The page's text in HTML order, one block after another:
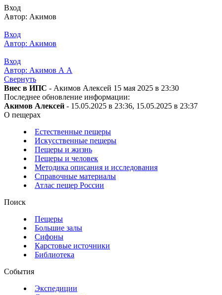
Вход
Автор: Акимов
Вход
Автор: Акимов
Вход
Автор: Акимов А А
Свернуть
Внес в ИПС - Акимов Алексей 15 мая 2025 в 23:30
Последнее обновление информации:
Акимов Алексей - 15.05.2025 в 23:36, 15.05.2025 в 23:37
О пещерах
Естественные пещеры
Искусственные пещеры
Пещеры и жизнь
Пещеры и человек
Методика описания и исследования
Справочные материалы
Атлас пещер России
Поиск
Пещеры
Большие залы
Сифоны
Карстовые источники
Библиотека
События
Экспедиции